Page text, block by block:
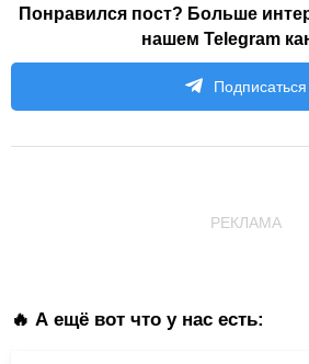
Понравился пост? Больше
нашем Telegram
Подписаться
РЕКЛАМА
🔥 А ещё вот что у нас есть: